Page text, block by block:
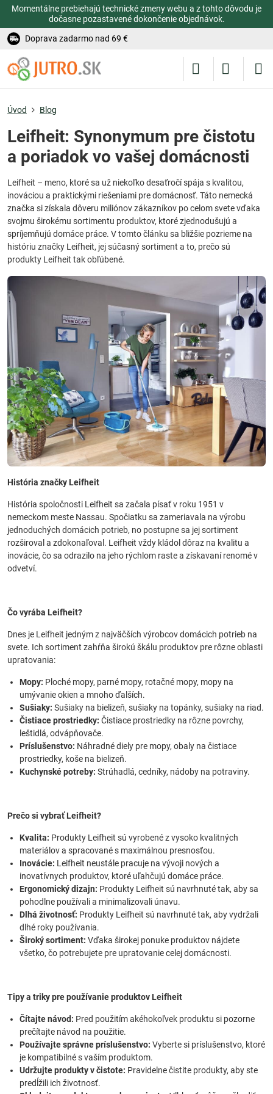
Momentálne prebiehajú technické zmeny webu a z tohto dôvodu je
dočasne pozastavené dokončenie objednávok.
Doprava zadarmo nad 69 €
Úvod Blog
Leifheit: Synonymum pre čistotu
a poriadok vo vašej domácnosti
Leifheit – meno, ktoré sa už niekoľko desaťročí spája s kvalitou,
inováciou a praktickými riešeniami pre domácnosť. Táto nemecká
značka si získala dôveru miliónov zákazníkov po celom svete vďaka
svojmu širokému sortimentu produktov, ktoré zjednodušujú a
spríjemňujú domáce práce. V tomto článku sa bližšie pozrieme na
históriu značky Leifheit, jej súčasný sortiment a to, prečo sú
produkty Leifheit tak obľúbené.
História značky Leifheit
História spoločnosti Leifheit sa začala písať v roku 1951 v
nemeckom meste Nassau. Spočiatku sa zameriavala na výrobu
jednoduchých domácich potrieb, no postupne sa jej sortiment
rozširoval a zdokonaľoval. Leifheit vždy kládol dôraz na kvalitu a
inovácie, čo sa odrazilo na jeho rýchlom raste a získavaní renomé v
odvetví.
Čo vyrába Leifheit?
Dnes je Leifheit jedným z najväčších výrobcov domácich potrieb na
svete. Ich sortiment zahŕňa širokú škálu produktov pre rôzne oblasti
upratovania:
Mopy: Ploché mopy, parné mopy, rotačné mopy, mopy na
umývanie okien a mnoho ďalších.
Sušiaky: Sušiaky na bielizeň, sušiaky na topánky, sušiaky na riad.
Čistiace prostriedky: Čistiace prostriedky na rôzne povrchy,
leštidlá, odvápňovače.
Príslušenstvo: Náhradné diely pre mopy, obaly na čistiace
prostriedky, koše na bielizeň.
Kuchynské potreby: Strúhadlá, cedníky, nádoby na potraviny.
Prečo si vybrať Leifheit?
Kvalita: Produkty Leifheit sú vyrobené z vysoko kvalitných
materiálov a spracované s maximálnou presnosťou.
Inovácie: Leifheit neustále pracuje na vývoji nových a
inovatívnych produktov, ktoré uľahčujú domáce práce.
Ergonomický dizajn: Produkty Leifheit sú navrhnuté tak, aby sa
pohodlne používali a minimalizovali únavu.
Dlhá životnosť: Produkty Leifheit sú navrhnuté tak, aby vydržali
dlhé roky používania.
Široký sortiment: Vďaka širokej ponuke produktov nájdete
všetko, čo potrebujete pre upratovanie celej domácnosti.
Tipy a triky pre používanie produktov Leifheit
Čítajte návod: Pred použitím akéhokoľvek produktu si pozorne
prečítajte návod na použitie.
Používajte správne príslušenstvo: Vyberte si príslušenstvo, ktoré
je kompatibilné s vaším produktom.
Udržujte produkty v čistote: Pravidelne čistite produkty, aby ste
predĺžili ich životnosť.